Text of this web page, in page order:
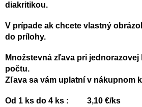
d iakritikou.
V prípade ak chcete vlastný
do prílohy.
Množstevná zľava pri
počtu.
Zľava sa vám uplatní v nákupnom
Od 1 ks do 4 ks : 3,10 €/ks